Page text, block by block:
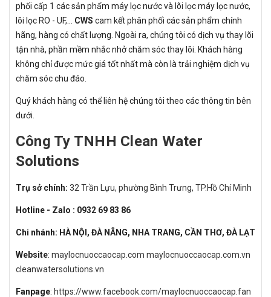
phối cấp 1 các sản phẩm máy lọc nước và lõi lọc máy lọc nước,
lõi lọc RO - UF,... CWS cam kết phân phối các sản phẩm chính
hãng, hàng có chất lượng. Ngoài ra, chúng tôi có dịch vụ thay lõi
tận nhà, phần mềm nhắc nhở chăm sóc thay lõi. Khách hàng
không chỉ được mức giá tốt nhất mà còn là trải nghiệm dịch vụ
chăm sóc chu đáo.
Quý khách hàng có thể liên hệ chúng tôi theo các thông tin bên
dưới.
Công Ty TNHH Clean Water
Solutions
Trụ sở chính: 32 Trần Lựu, phường Bình Trưng, TP.Hồ Chí Minh
Hotline - Zalo : 0932 69 83 86
Chi nhánh: HÀ NỘI, ĐÀ NẴNG, NHA TRANG, CẦN THƠ, ĐÀ LẠT
Website: maylocnuoccaocap.com maylocnuoccaocap.com.vn
cleanwatersolutions.vn
Fanpage: https://www.facebook.com/maylocnuoccaocap.fan